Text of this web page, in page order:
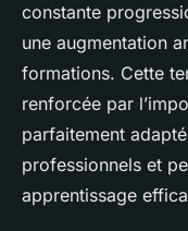
constante
une augmentation
formations. Cette
renforcée par
parfaitement
professionnels et
apprentissage